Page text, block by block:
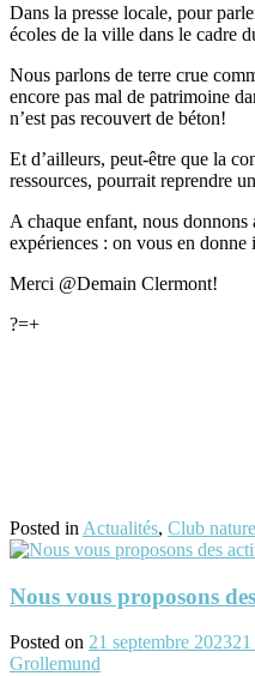
Dans la presse locale, pour
écoles de la ville dans le cadre
Nous parlons de terre crue
encore pas mal de patrimoine
n’est pas recouvert de béton!
Et d’ailleurs, peut-être que la
ressources, pourrait reprendre
A chaque enfant, nous
expériences : on vous en
Merci @Demain Clermont!
?=+
Posted in Actualités, Club nature
Nous vous proposons
Posted on 21 septembre 2023
Grollemund